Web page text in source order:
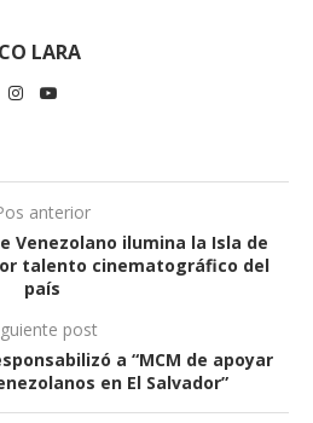
LARA
anterior
Venezolano ilumina la Isla de
talento cinematográfico del
país
post
a “MCM de apoyar
en El Salvador”